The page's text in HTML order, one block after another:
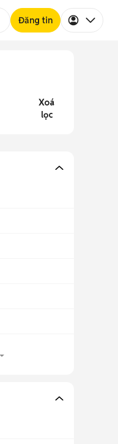
Đăng tin
Xoá
lọc
I7